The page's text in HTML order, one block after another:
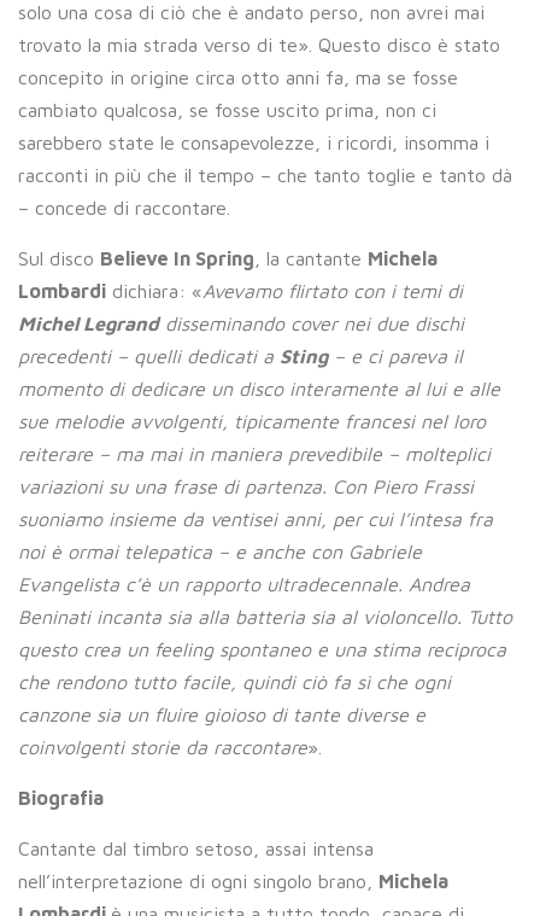
solo una cosa di ciò che è andato perso, non avrei mai
trovato la mia strada verso di te». Questo disco è stato
concepito in origine circa otto anni fa, ma se fosse
cambiato qualcosa, se fosse uscito prima, non ci
sarebbero state le consapevolezze, i ricordi, insomma i
racconti in più che il tempo – che tanto toglie e tanto dà
– concede di raccontare.
Sul disco Believe In Spring , la cantante Michela
Lombardi dichiara: «Avevamo flirtato con i temi di
Michel Legranddisseminando cover nei due dischi
precedenti – quelli dedicati a Sting– e ci pareva il
momento di dedicare un disco interamente al lui e alle
sue melodie avvolgenti, tipicamente francesi nel loro
reiterare – ma mai in maniera prevedibile – molteplici
variazioni su una frase di partenza. Con Piero Frassi
suoniamo insieme da ventisei anni, per cui l’intesa fra
noi è ormai telepatica – e anche con Gabriele
Evangelista c’è un rapporto ultradecennale. Andrea
Beninati incanta sia alla batteria sia al violoncello. Tutto
questo crea un feeling spontaneo e una stima reciproca
che rendono tutto facile, quindi ciò fa sì che ogni
canzone sia un fluire gioioso di tante diverse e
coinvolgenti storie da raccontare».
Biografia
Cantante dal timbro setoso, assai intensa
nell’interpretazione di ogni singolo brano, Michela